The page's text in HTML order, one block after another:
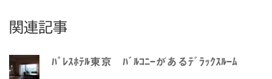
関連記事
ﾊﾟﾚｽﾎﾃﾙ東京 ﾊﾞﾙｺﾆｰがあるﾃﾞﾗｯｸｽﾙｰﾑ